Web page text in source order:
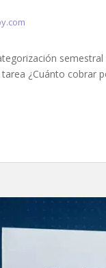
¿Cuánto cobrar